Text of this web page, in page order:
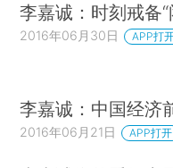
李嘉诚：时刻戒备
2016年06月30日 APP打
李嘉诚：中国经济
2016年06月21日 APP打开